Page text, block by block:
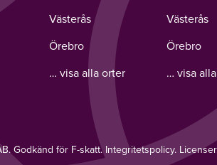
Västerås
Örebro
… visa alla orter
Västerås
Örebro
… visa
Godkänd för F-skatt. Integritetspolicy.